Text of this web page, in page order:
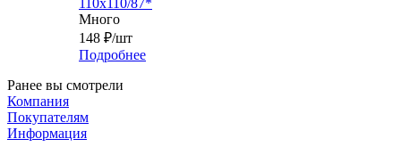
110x110/87*
Много
148 ₽/шт
Подробнее
Ранее вы смотрели
Компания
Покупателям
Информация